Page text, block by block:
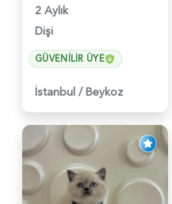
2 Aylık
Dişi
GÜVENILIR ÜYE
İstanbul / Beykoz